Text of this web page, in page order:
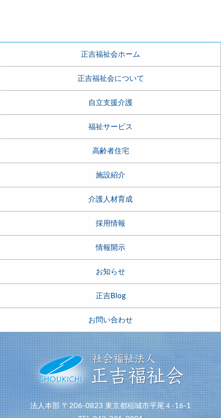
正吉福祉会ホーム
正吉福祉会について
自立支援介護
福祉サービス
高齢者住宅
施設紹介
介護人材育成
採用情報
情報開示
お知らせ
正吉Blog
お問い合わせ
法人本部 〒206-0823 東京都稲城市平尾４-16-1